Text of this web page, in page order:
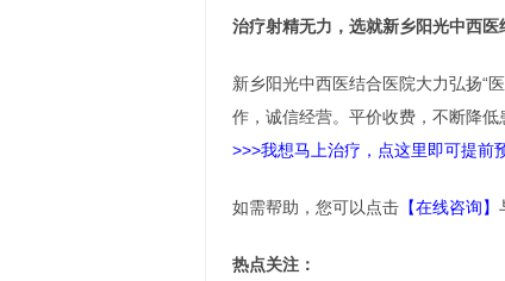
治疗射精无力，选就新乡阳光中西医
新乡阳光中西医结合医院大力弘扬“
作，诚信经营。平价收费，不断降低
>>>我想马上治疗，点这里即可提前
如需帮助，您可以点击 【在线咨询】
热点关注：